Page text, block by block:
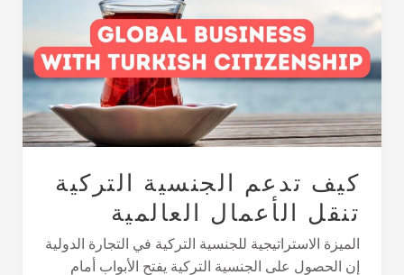
كيف تدعم الجنسية التركية
تنقل الأعمال العالمية
الميزة الاستراتيجية للجنسية التركية في التجارة الدولية
إن الحصول على الجنسية التركية يفتح الأبواب أمام
التركية
تنقل
الأعمال